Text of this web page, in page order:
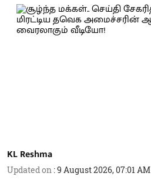
KL Reshma
Updated on :9 August 2026, 07:01 AM